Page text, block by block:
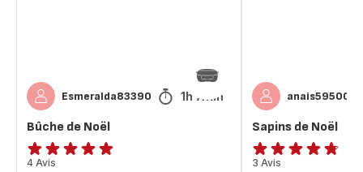
Esmeralda83390 1h 7min
Bûche de Noël
Avis
4 Avis
anais59500
Sapins de Noël
ratings.4.7
3 Avis